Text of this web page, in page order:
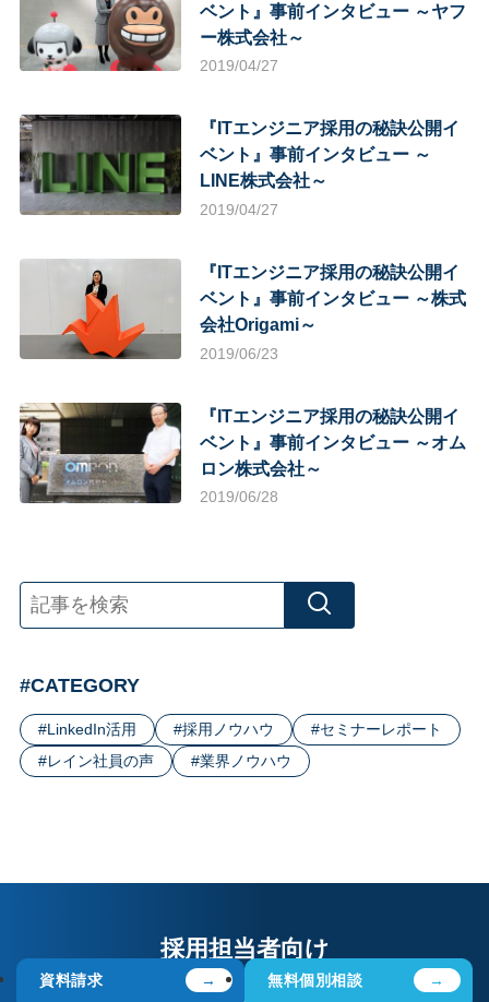
ベント』事前インタビュー ～ヤフ
ー株式会社～
2019/04/27
『ITエンジニア採用の秘訣公開イ
ベント』事前インタビュー ～
LINE株式会社～
2019/04/27
『ITエンジニア採用の秘訣公開イ
ベント』事前インタビュー ～株式
会社Origami～
2019/06/23
『ITエンジニア採用の秘訣公開イ
ベント』事前インタビュー ～オム
ロン株式会社～
2019/06/28
検索
LinkedIn活用 採用ノウハウ
セミナーレポート
レイン社員の声
業界ノウハウ
資料請求 無料個別相談
採用担当者向け
エンジニア採用について